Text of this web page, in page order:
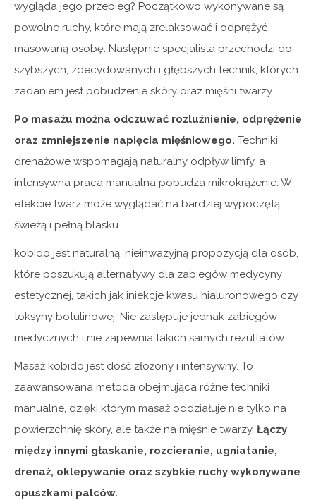
wygląda jego przebieg? Początkowo wykonywane są
powolne ruchy, które mają zrelaksować i odprężyć
masowaną osobę. Następnie specjalista przechodzi do
szybszych, zdecydowanych i głębszych technik, których
zadaniem jest pobudzenie skóry oraz mięśni twarzy.
Po masażu można odczuwać rozluźnienie, odprężenie
oraz zmniejszenie napięcia mięśniowego. Techniki
drenażowe wspomagają naturalny odpływ limfy, a
intensywna praca manualna pobudza mikrokrążenie. W
efekcie twarz może wyglądać na bardziej wypoczętą,
świeżą i pełną blasku.
kobido jest naturalną, nieinwazyjną propozycją dla osób,
które poszukują alternatywy dla zabiegów medycyny
estetycznej, takich jak iniekcje kwasu hialuronowego czy
toksyny botulinowej. Nie zastępuje jednak zabiegów
medycznych i nie zapewnia takich samych rezultatów.
Masaż kobido jest dość złożony i intensywny. To
zaawansowana metoda obejmująca różne techniki
manualne, dzięki którym masaż oddziałuje nie tylko na
powierzchnię skóry, ale także na mięśnie twarzy. Łączy
między innymi głaskanie, rozcieranie, ugniatanie,
drenaż, oklepywanie oraz szybkie ruchy wykonywane
opuszkami palców.